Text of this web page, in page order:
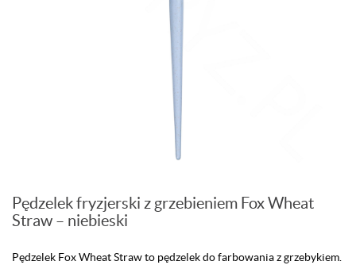
Pędzelek fryzjerski z grzebieniem Fox Wheat
Straw – niebieski
Pędzelek Fox Wheat Straw to pędzelek do farbowania z grzebykiem.